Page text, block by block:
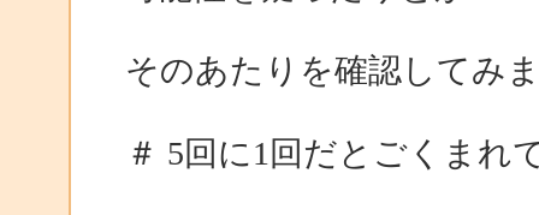
そのあたりを確認してみ
＃ 5回に1回だとごくまれ